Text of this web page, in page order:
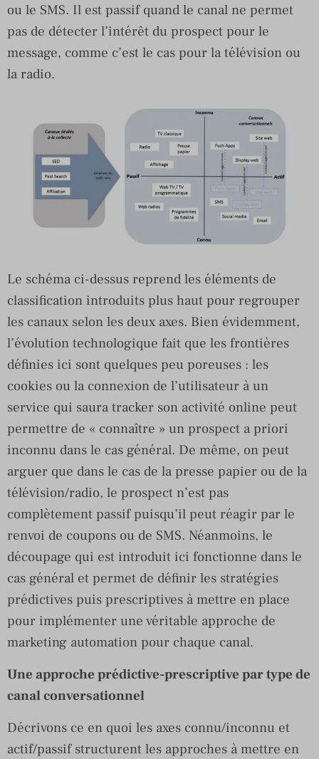
ou le SMS. Il est passif quand le canal ne permet
pas de détecter l’intérêt du prospect pour le
message, comme c’est le cas pour la télévision ou
la radio.
Le schéma ci-dessus reprend les éléments de
classification introduits plus haut pour regrouper
les canaux selon les deux axes. Bien évidemment,
l’évolution technologique fait que les frontières
définies ici sont quelques peu poreuses : les
cookies ou la connexion de l’utilisateur à un
service qui saura tracker son activité online peut
permettre de « connaître » un prospect a priori
inconnu dans le cas général. De même, on peut
arguer que dans le cas de la presse papier ou de la
télévision/radio, le prospect n’est pas
complètement passif puisqu’il peut réagir par le
renvoi de coupons ou de SMS. Néanmoins, le
découpage qui est introduit ici fonctionne dans le
cas général et permet de définir les stratégies
prédictives puis prescriptives à mettre en place
pour implémenter une véritable approche de
marketing automation pour chaque canal.
Une approche prédictive-prescriptive par type de
canal conversationnel
Décrivons ce en quoi les axes connu/inconnu et
actif/passif structurent les approches à mettre en